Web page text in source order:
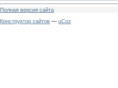
Полная версия сайта
Конструктор сайтов — uCoz